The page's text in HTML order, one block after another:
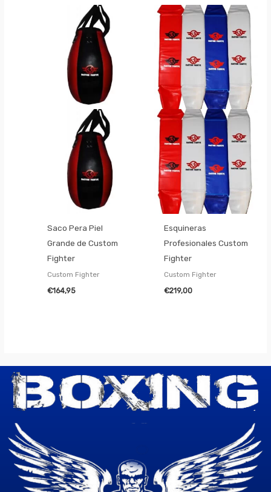
Saco Pera Piel
Grande de Custom
Fighter
Custom Fighter
€164,95
Esquineras
Profesionales Custom
Fighter
Custom Fighter
€219,00